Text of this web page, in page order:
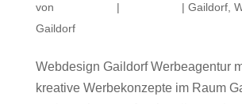
von | | Gaildorf,
Gaildorf
Webdesign Gaildorf Werbeagentur
kreative Werbekonzepte im Raum